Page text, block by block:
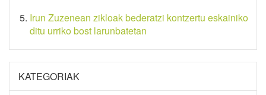
Irun Zuzenean zikloak bederatzi kontzertu eskainiko
ditu urriko bost larunbatetan
KATEGORIAK